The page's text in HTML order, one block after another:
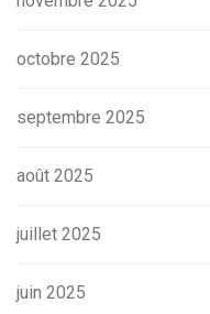
octobre 2025
septembre 2025
août 2025
juillet 2025
juin 2025